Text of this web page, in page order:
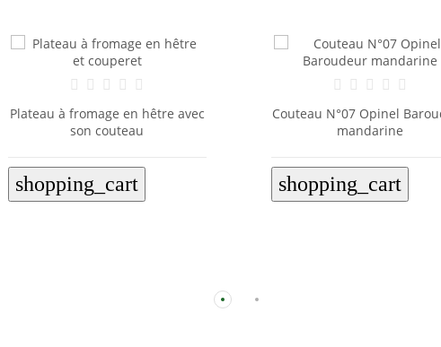
Couteau N°07 Opinel Baroudeur
mandarine
shopping_cart
Grande planche à
hêtre massif brut 53 x 28
shopping_cart